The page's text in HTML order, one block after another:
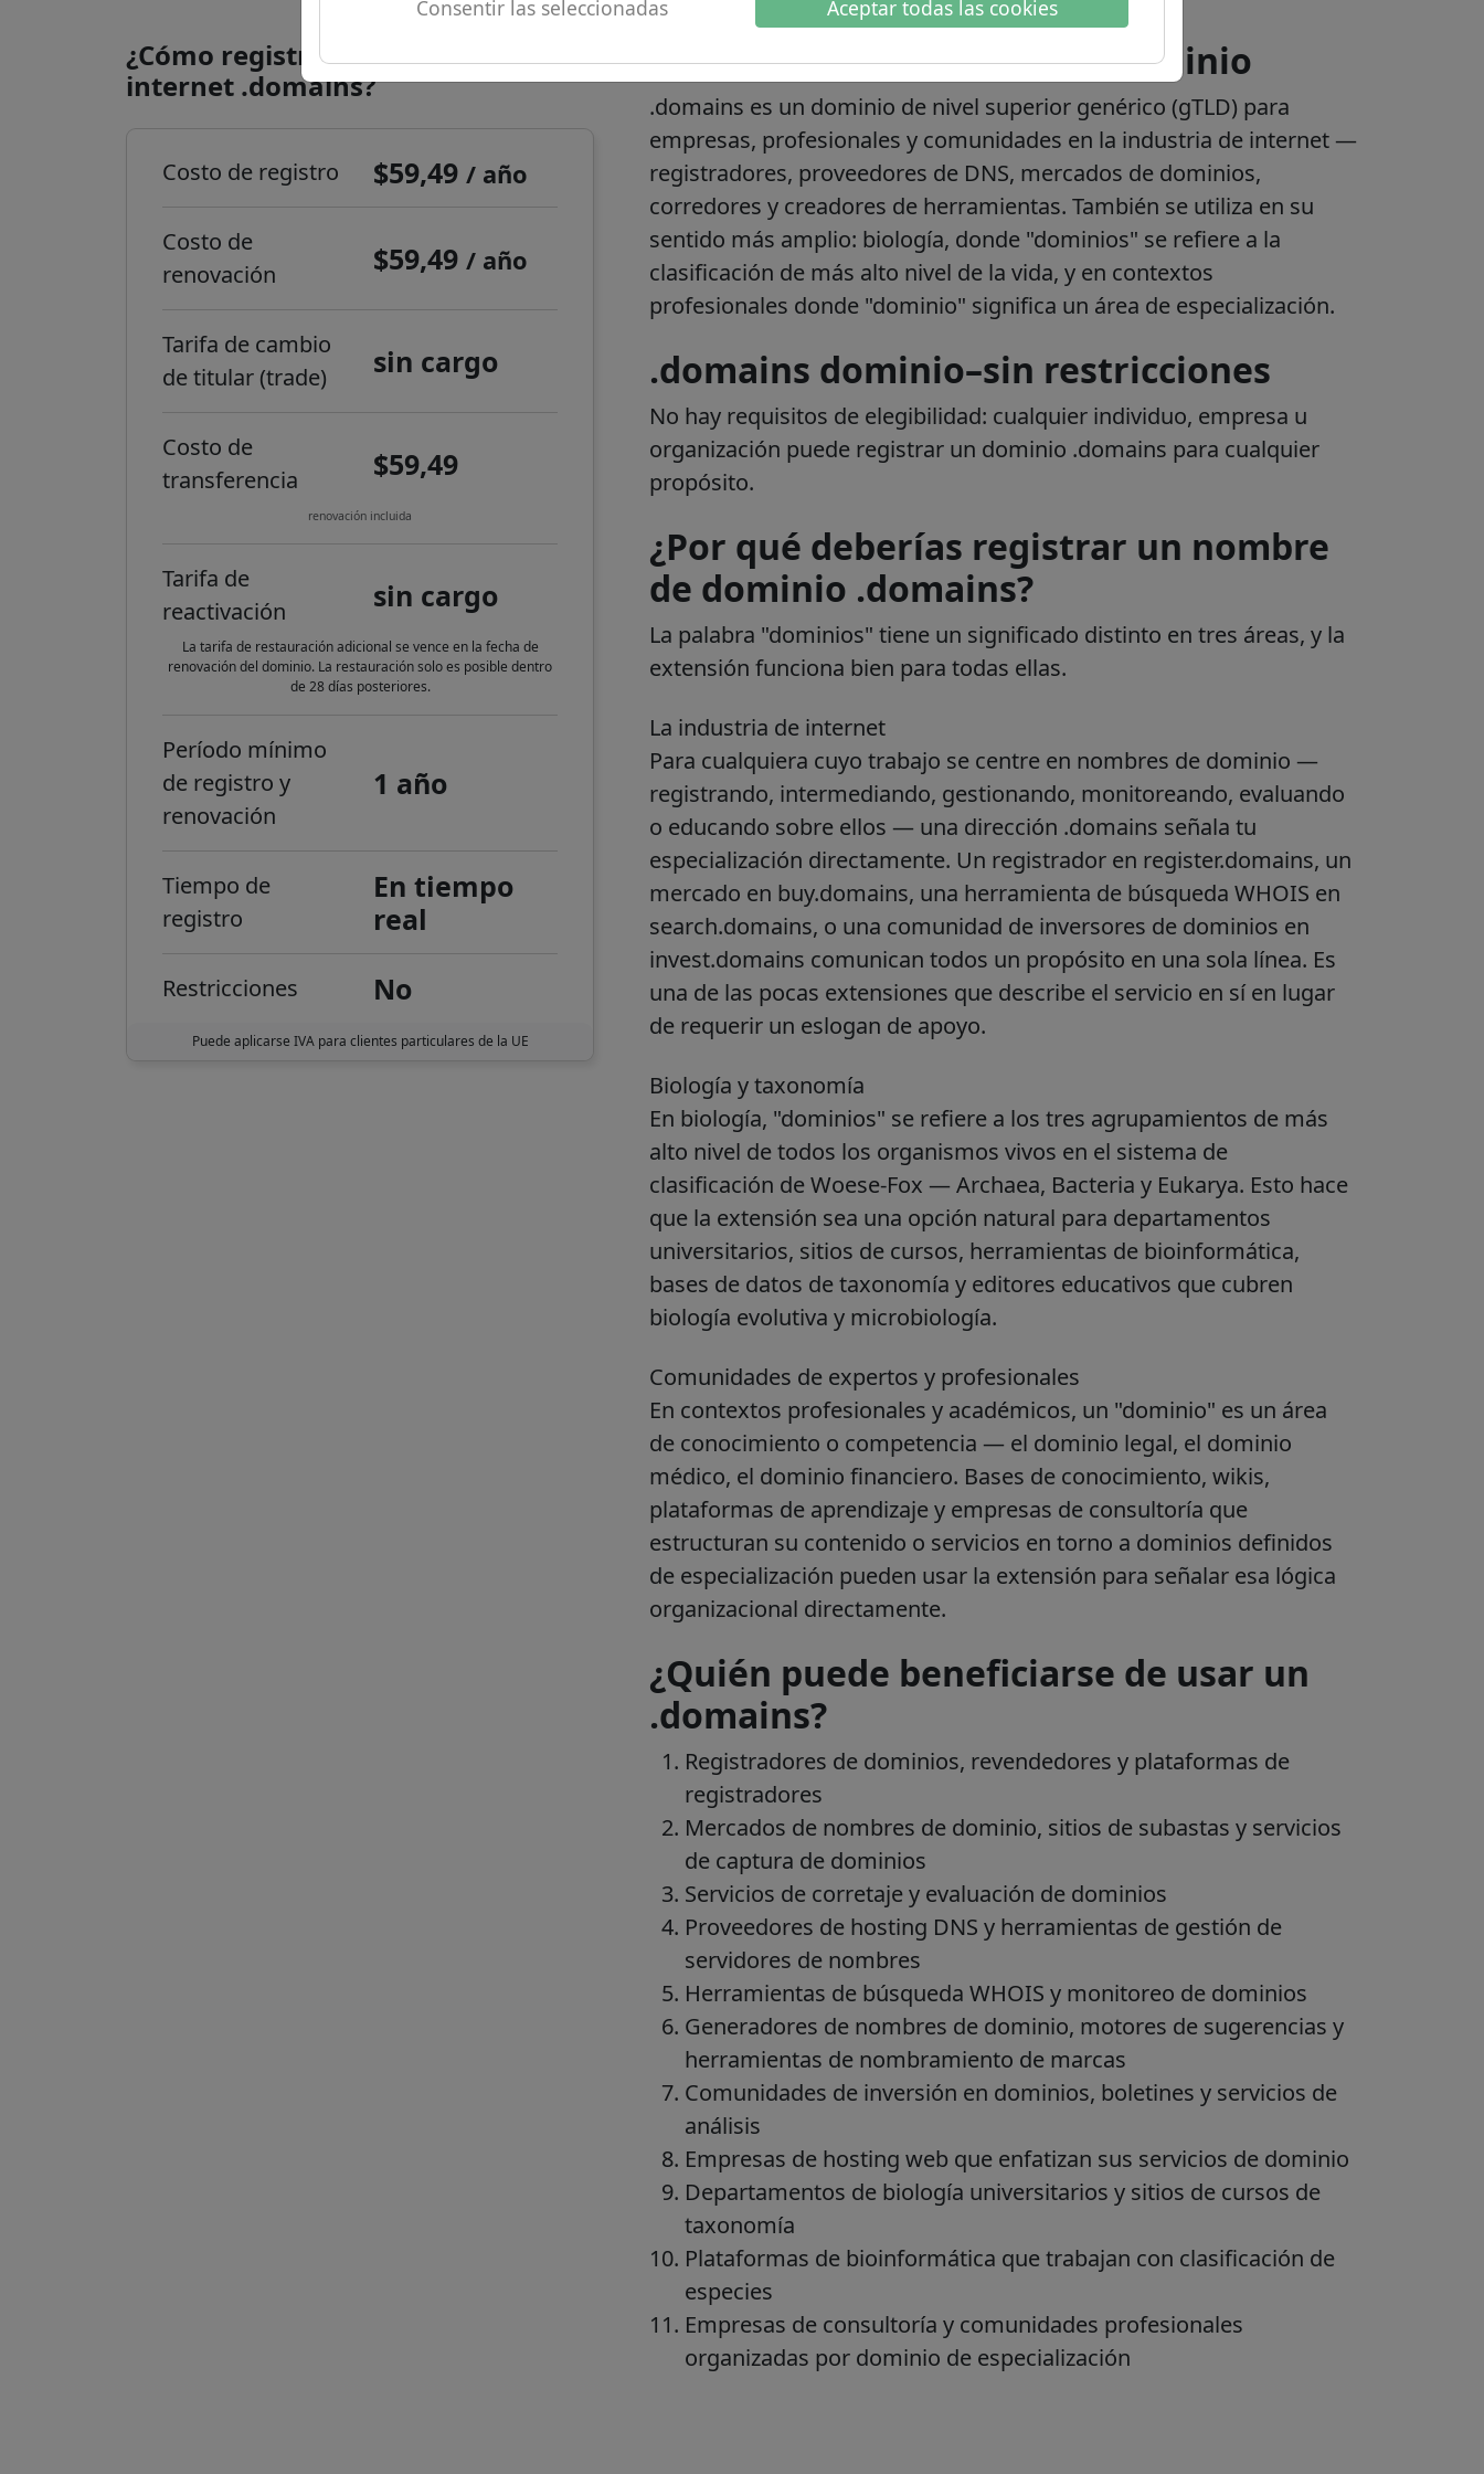
Consentir las seleccionadas Aceptar todas las cookies
¿Cómo registrar un dominio de
internet .domains?
Costo de registro $59,49/ año
Costo de
renovación
$59,49/ año
Tarifa de cambio
de titular (trade)
sin cargo
Costo de
transferencia
$59,49
renovación incluida
Tarifa de
reactivación
sin cargo
La tarifa de restauración adicional se vence en la fecha de
renovación del dominio. La restauración solo es posible dentro
de 28 días posteriores.
Período mínimo
de registro y
renovación
1 año
Tiempo de
registro
En tiempo
real
Restricciones No
Puede aplicarse IVA para clientes particulares de la UE
.domains información del dominio
.domains es un dominio de nivel superior genérico (gTLD) para
empresas, profesionales y comunidades en la industria de internet —
registradores, proveedores de DNS, mercados de dominios,
corredores y creadores de herramientas. También se utiliza en su
sentido más amplio: biología, donde "dominios" se refiere a la
clasificación de más alto nivel de la vida, y en contextos
profesionales donde "dominio" significa un área de especialización.
.domains dominio–sin restricciones
No hay requisitos de elegibilidad: cualquier individuo, empresa u
organización puede registrar un dominio .domains para cualquier
propósito.
¿Por qué deberías registrar un nombre
de dominio .domains?
La palabra "dominios" tiene un significado distinto en tres áreas, y la
extensión funciona bien para todas ellas.
La industria de internet
Para cualquiera cuyo trabajo se centre en nombres de dominio —
registrando, intermediando, gestionando, monitoreando, evaluando
o educando sobre ellos — una dirección .domains señala tu
especialización directamente. Un registrador en register.domains, un
mercado en buy.domains, una herramienta de búsqueda WHOIS en
search.domains, o una comunidad de inversores de dominios en
invest.domains comunican todos un propósito en una sola línea. Es
una de las pocas extensiones que describe el servicio en sí en lugar
de requerir un eslogan de apoyo.
Biología y taxonomía
En biología, "dominios" se refiere a los tres agrupamientos de más
alto nivel de todos los organismos vivos en el sistema de
clasificación de Woese-Fox — Archaea, Bacteria y Eukarya. Esto hace
que la extensión sea una opción natural para departamentos
universitarios, sitios de cursos, herramientas de bioinformática,
bases de datos de taxonomía y editores educativos que cubren
biología evolutiva y microbiología.
Comunidades de expertos y profesionales
En contextos profesionales y académicos, un "dominio" es un área
de conocimiento o competencia — el dominio legal, el dominio
médico, el dominio financiero. Bases de conocimiento, wikis,
plataformas de aprendizaje y empresas de consultoría que
estructuran su contenido o servicios en torno a dominios definidos
de especialización pueden usar la extensión para señalar esa lógica
organizacional directamente.
¿Quién puede beneficiarse de usar un
.domains?
Registradores de dominios, revendedores y plataformas de
registradores
Mercados de nombres de dominio, sitios de subastas y servicios
de captura de dominios
Servicios de corretaje y evaluación de dominios
Proveedores de hosting DNS y herramientas de gestión de
servidores de nombres
Herramientas de búsqueda WHOIS y monitoreo de dominios
Generadores de nombres de dominio, motores de sugerencias y
herramientas de nombramiento de marcas
Comunidades de inversión en dominios, boletines y servicios de
análisis
Empresas de hosting web que enfatizan sus servicios de dominio
Departamentos de biología universitarios y sitios de cursos de
taxonomía
Plataformas de bioinformática que trabajan con clasificación de
especies
Empresas de consultoría y comunidades profesionales
organizadas por dominio de especialización